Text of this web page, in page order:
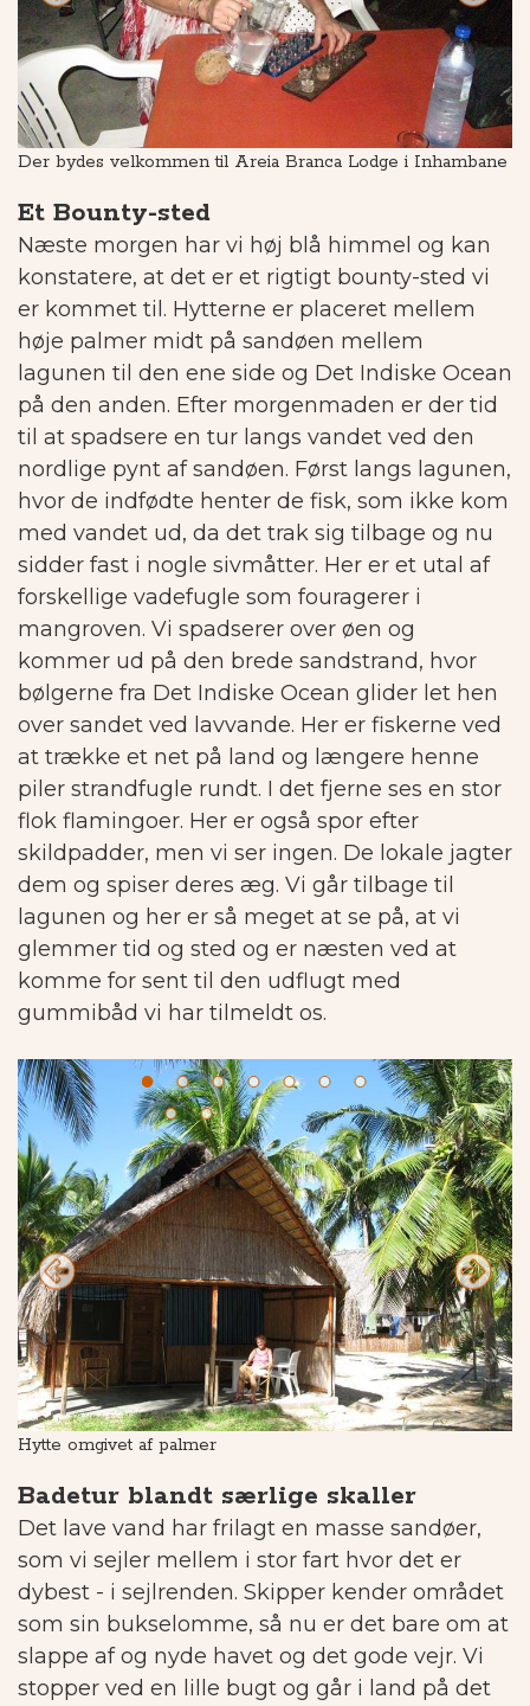
Der bydes velkommen til Areia Branca Lodge i Inhambane
Et Bounty-sted
Næste morgen har vi høj blå himmel og kan
konstatere, at det er et rigtigt bounty-sted vi
er kommet til. Hytterne er placeret mellem
høje palmer midt på sandøen mellem
lagunen til den ene side og Det Indiske Ocean
på den anden. Efter morgenmaden er der tid
til at spadsere en tur langs vandet ved den
nordlige pynt af sandøen. Først langs lagunen,
hvor de indfødte henter de fisk, som ikke kom
med vandet ud, da det trak sig tilbage og nu
sidder fast i nogle sivmåtter. Her er et utal af
forskellige vadefugle som fouragerer i
mangroven. Vi spadserer over øen og
kommer ud på den brede sandstrand, hvor
bølgerne fra Det Indiske Ocean glider let hen
over sandet ved lavvande. Her er fiskerne ved
at trække et net på land og længere henne
piler strandfugle rundt. I det fjerne ses en stor
flok flamingoer. Her er også spor efter
skildpadder, men vi ser ingen. De lokale jagter
dem og spiser deres æg. Vi går tilbage til
lagunen og her er så meget at se på, at vi
glemmer tid og sted og er næsten ved at
komme for sent til den udflugt med
gummibåd vi har tilmeldt os.
Hytte omgivet af palmer
Badetur blandt særlige skaller
Det lave vand har frilagt en masse sandøer,
som vi sejler mellem i stor fart hvor det er
dybest - i sejlrenden. Skipper kender området
som sin bukselomme, så nu er det bare om at
slappe af og nyde havet og det gode vejr. Vi
stopper ved en lille bugt og går i land på det